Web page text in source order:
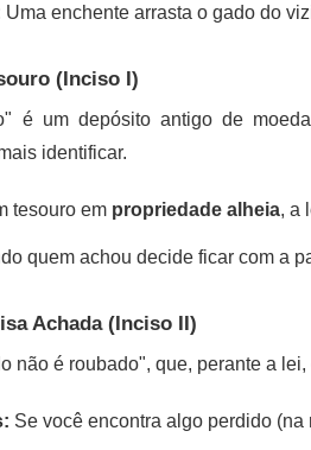
Uma enchente arrasta o gado do
(Inciso I)
é um depósito antigo de
identificar.
tesouro em propriedade alheia, a
quem achou decide ficar com a
Achada (Inciso II)
não é roubado", que, perante a lei,
Se você encontra algo perdido